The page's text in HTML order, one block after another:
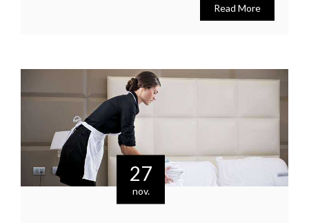
Read More
27
nov.